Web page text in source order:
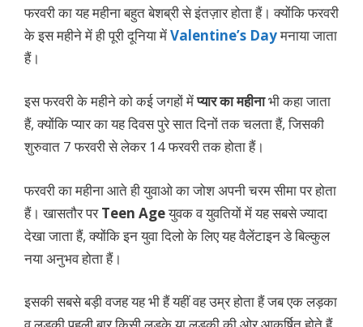
फरवरी का यह महीना बहुत बेशब्री से इंतज़ार होता हैं। क्योंकि फरवरी
के इस महीने में ही पूरी दूनिया मेंValentine’s Dayमनाया जाता
हैं।
इस फरवरी के महीने को कई जगहों मेंप्यार का महीनाभी कहा जाता
हैं, क्योंकि प्यार का यह दिवस पुरे सात दिनों तक चलता हैं, जिसकी
शुरुवात 7 फरवरी से लेकर 14 फरवरी तक होता हैं।
फरवरी का महीना आते ही युवाओ का जोश अपनी चरम सीमा पर होता
हैं। खासतौर परTeen Ageयुवक व युवतियों में यह सबसे ज्यादा
देखा जाता हैं, क्योंकि इन युवा दिलो के लिए यह वैलेंटाइन डे बिल्कुल
नया अनुभव होता हैं।
इसकी सबसे बड़ी वजह यह भी हैं यहीं वह उम्र होता हैं जब एक लड़का